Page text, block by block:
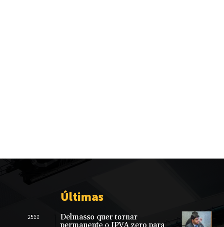
2569
Últimas
Delmasso quer tornar